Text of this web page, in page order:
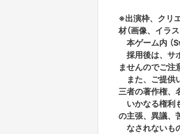
※出演枠、クリ
材（画像、 イラス
本ゲーム内 （
採用後は、サ
ませんのでご注
また、 ご提供
三者の著作権、
いかなる権利
の主張、異議、
なされないも